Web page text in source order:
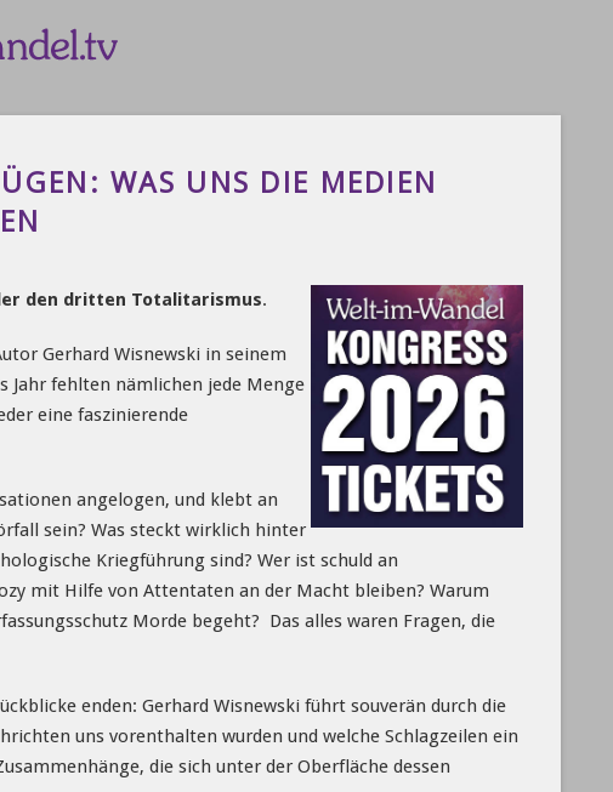
WAS UNS DIE MEDIEN
den dritten Totalitarismus.
Gerhard Wisnewski in seinem
Jahr fehlten nämlichen jede Menge
eine faszinierende
angelogen, und klebt an
sein? Was steckt wirklich hinter
Kriegführung sind? Wer ist schuld an
mit Hilfe von Attentaten an der Macht bleiben? Warum
Morde begeht? Das alles waren Fragen, die
enden: Gerhard Wisnewski führt souverän durch die
uns vorenthalten wurden und welche Schlagzeilen ein
die sich unter der Oberfläche dessen